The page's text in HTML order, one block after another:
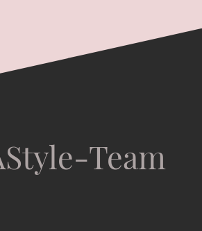
Team